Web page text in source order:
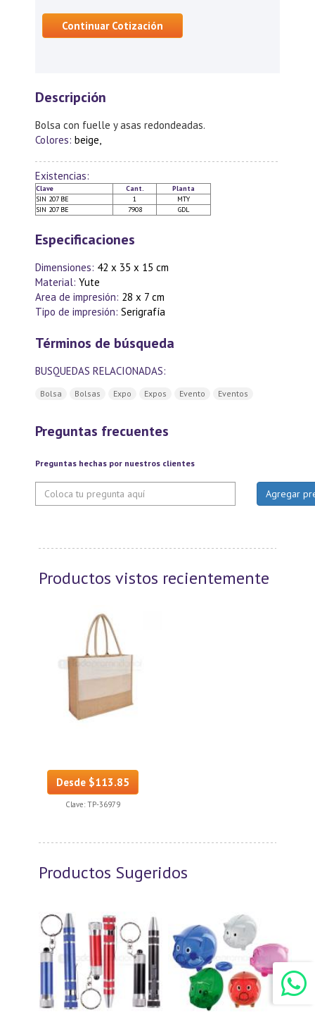
Continuar Cotización
Descripción
Bolsa con fuelle y asas redondeadas.
Colores: beige,
Existencias:
Clave Cant.
Planta
SIN 207 BE
1
MTY
SIN 207 BE
7908 GDL
Especificaciones
Dimensiones: 42 x 35 x 15 cm
Material: Yute
Area de impresión: 28 x 7 cm
Tipo de impresión: Serigrafía
Términos de búsqueda
BUSQUEDAS RELACIONADAS:
Bolsa Bolsas Expo Expos Evento Eventos
Preguntas frecuentes
Preguntas hechas por nuestros clientes
Productos vistos recientemente
Desde $113.85
Clave: TP-36979
Productos Sugeridos